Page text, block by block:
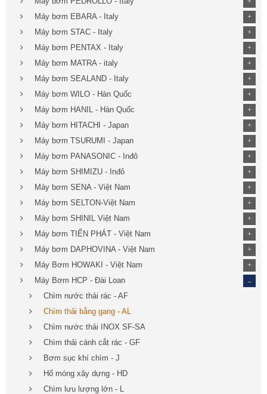
Máy bơm EBARA - Italy +
Máy bơm STAC - Italy +
Máy bơm PENTAX - Italy +
Máy bơm MATRA - italy +
Máy bơm SEALAND - Italy +
Máy bơm WILO - Hàn Quốc +
Máy bơm HANIL - Hàn Quốc +
Máy bơm HITACHI - Japan +
Máy bơm TSURUMI - Japan +
Máy bơm PANASONIC - Inđô +
Máy bơm SHIMIZU - Inđô +
Máy bơm SENA - Việt Nam +
Máy bơm SELTON-Việt Nam +
Máy bơm SHINIL Việt Nam +
Máy bơm TIẾN PHÁT - Việt Nam +
Máy bơm DAPHOVINA - Việt Nam +
Máy Bơm HOWAKI - Việt Nam +
Máy Bơm HCP - Đài Loan
Chìm nước thải rác - AF
Chìm thải bằng gang - AL
Chìm nước thải INOX SF-SA
Chìm thải cánh cắt rác - GF
Bơm sục khí chìm - J
Hố móng xây dựng - HD
Chìm lưu lượng lớn - L